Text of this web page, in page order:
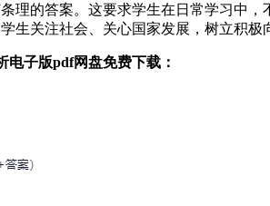
理的答案。这要求学生在日常学习中
关注社会、关心国家发展，树立积极
电子版pdf网盘免费下载：